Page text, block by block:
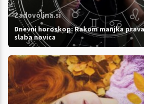
Zadovoljna.si
Dnevni horoskop: Rakom manjka
slaba novica